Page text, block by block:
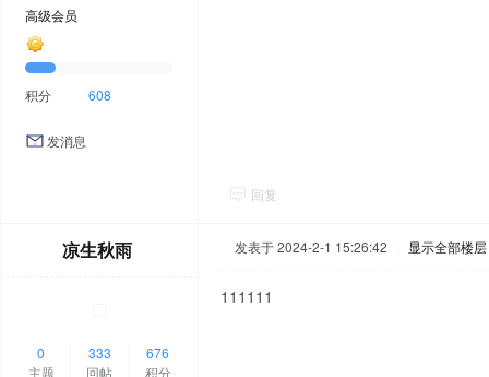
高级会员
积分 608
发消息
回复
凉生秋雨
0
主题
333
回帖
676
积分
发表于 2024-2-1 15:26:42 显示全部楼层
111111